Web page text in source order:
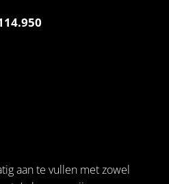
aan te vullen met zowel